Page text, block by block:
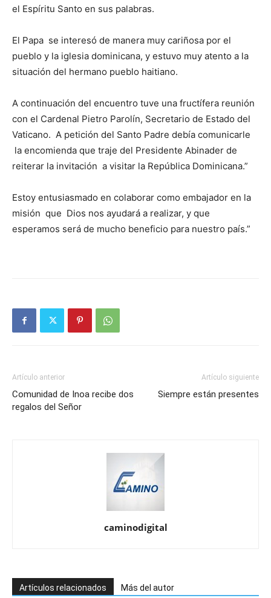
el Espíritu Santo en sus palabras.
El Papa se interesó de manera muy cariñosa por el
pueblo y la iglesia dominicana, y estuvo muy atento a la
situación del hermano pueblo haitiano.
A continuación del encuentro tuve una fructífera reunión
con el Cardenal Pietro Parolín, Secretario de Estado del
Vaticano. A petición del Santo Padre debía comunicarle
la encomienda que traje del Presidente Abinader de
reiterar la invitación a visitar la República Dominicana.”
Estoy entusiasmado en colaborar como embajador en la
misión que Dios nos ayudará a realizar, y que
esperamos será de mucho beneficio para nuestro país.”
Artículo anterior
Comunidad de Inoa recibe dos
regalos del Señor
Artículo siguiente
Siempre están presentes
caminodigital
Artículos relacionados Más del autor